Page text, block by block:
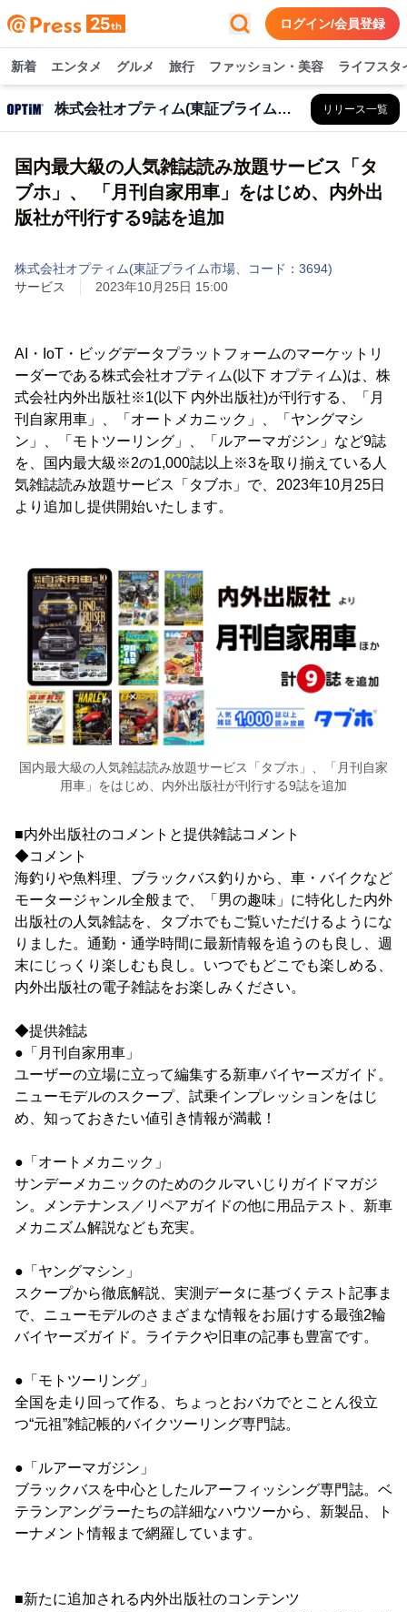
ログイン/会員登録
新着 エンタメ グルメ 旅行 ファッション・美容 ライフスタ
株式会社オプティム(東証プライム市場、コード：3694) リリース一覧
国内最大級の人気雑誌読み放題サービス「タ
ブホ」、 「月刊自家用車」をはじめ、内外出
版社が刊行する9誌を追加
株式会社オプティム(東証プライム市場、コード：3694)
サービス
2023年10月25日 15:00
AI・IoT・ビッグデータプラットフォームのマーケットリ
ーダーである株式会社オプティム(以下 オプティム)は、株
式会社内外出版社※1(以下 内外出版社)が刊行する、「月
刊自家用車」、「オートメカニック」、「ヤングマシ
ン」、「モトツーリング」、「ルアーマガジン」など9誌
を、国内最大級※2の1,000誌以上※3を取り揃えている人
気雑誌読み放題サービス「タブホ」で、2023年10月25日
より追加し提供開始いたします。
国内最大級の人気雑誌読み放題サービス「タブホ」、「月刊自家
用車」をはじめ、内外出版社が刊行する9誌を追加
■内外出版社のコメントと提供雑誌コメント
◆コメント
海釣りや魚料理、ブラックバス釣りから、車・バイクなど
モータージャンル全般まで、「男の趣味」に特化した内外
出版社の人気雑誌を、タブホでもご覧いただけるようにな
りました。通勤・通学時間に最新情報を追うのも良し、週
末にじっくり楽しむも良し。いつでもどこでも楽しめる、
内外出版社の電子雑誌をお楽しみください。
◆提供雑誌
●「月刊自家用車」
ユーザーの立場に立って編集する新車バイヤーズガイド。
ニューモデルのスクープ、試乗インプレッションをはじ
め、知っておきたい値引き情報が満載！
●「オートメカニック」
サンデーメカニックのためのクルマいじりガイドマガジ
ン。メンテナンス／リペアガイドの他に用品テスト、新車
メカニズム解説なども充実。
●「ヤングマシン」
スクープから徹底解説、実測データに基づくテスト記事ま
で、ニューモデルのさまざまな情報をお届けする最強2輪
バイヤーズガイド。ライテクや旧車の記事も豊富です。
●「モトツーリング」
全国を走り回って作る、ちょっとおバカでとことん役立
つ“元祖”雑記帳的バイクツーリング専門誌。
●「ルアーマガジン」
ブラックバスを中心としたルアーフィッシング専門誌。ベ
テランアングラーたちの詳細なハウツーから、新製品、ト
ーナメント情報まで網羅しています。
■新たに追加される内外出版社のコンテンツ